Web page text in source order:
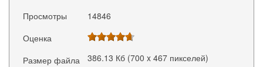
Просмотры
14846
Оценка
Размер файла
386.13 Кб (700 x 467 пикселей)